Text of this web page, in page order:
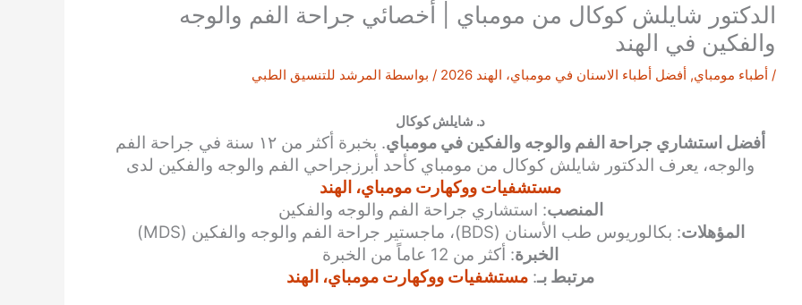
الدكتور شايلش كوكال من مومباي | أخصائي جراحة الفم والوجه
والفكين في الهند
/ أطباء مومباي, أفضل أطباء الاسنان في مومباي، الهند 2026 / بواسطة المرشد للتنسيق الطبي
د. شايلش كوكال
أفضل استشاري جراحة الفم والوجه والفكين في مومباي
. بخبرة أكثر من ١٢ سنة في جراحة الفم
والوجه، يعرف الدكتور شايلش كوكال من مومباي كأحد أبرزجراحي الفم والوجه والفكين لدى
مستشفيات ووكهارت مومباي، الهند
المنصب: استشاري جراحة الفم والوجه والفكين
المؤهلات: بكالوريوس طب الأسنان (BDS)، ماجستير جراحة الفم والوجه والفكين (MDS)
الخبرة: أكثر من 12 عاماً من الخبرة
مرتبط بـ: مستشفيات ووكهارت مومباي، الهند